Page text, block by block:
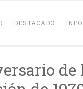
DESTACADO
de